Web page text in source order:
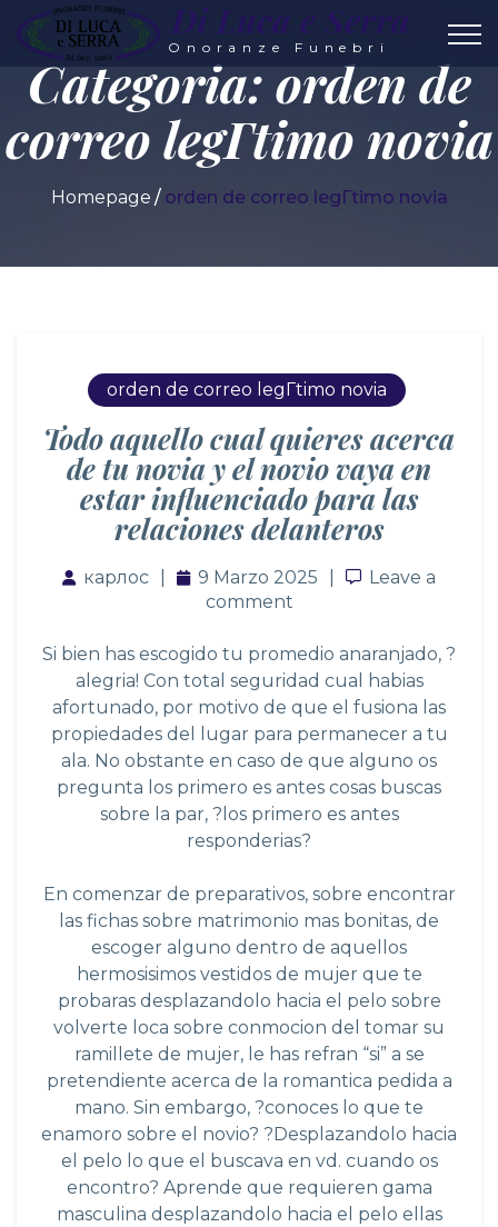
Di Luca e Serra
Onoranze Funebri
Categoria: orden de
correo legГ­timo novia
Homepage orden de correo legГ­timo novia
orden de correo legГ­timo novia
Todo aquello cual quieres acerca
de tu novia y el novio vaya en
estar influenciado para las
relaciones delanteros
карлос 9 Marzo 2025 Leave a
Leave a
comment
Si bien has escogido tu promedio anaranjado, ?
alegria! Con total seguridad cual habias
afortunado, por motivo de que el fusiona las
propiedades del lugar para permanecer a tu
ala. No obstante en caso de que alguno os
pregunta los primero es antes cosas buscas
sobre la par, ?los primero es antes
responderias?
En comenzar de preparativos, sobre encontrar
las fichas sobre matrimonio mas bonitas, de
escoger alguno dentro de aquellos
hermosisimos vestidos de mujer que te
probaras desplazandolo hacia el pelo sobre
volverte loca sobre conmocion del tomar su
ramillete de mujer, le has refran “si” a se
pretendiente acerca de la romantica pedida a
mano. Sin embargo, ?conoces lo que te
enamoro sobre el novio? ?Desplazandolo hacia
el pelo lo que el buscava en vd. cuando os
encontro? Aprende que requieren gama
masculina desplazandolo hacia el pelo ellas